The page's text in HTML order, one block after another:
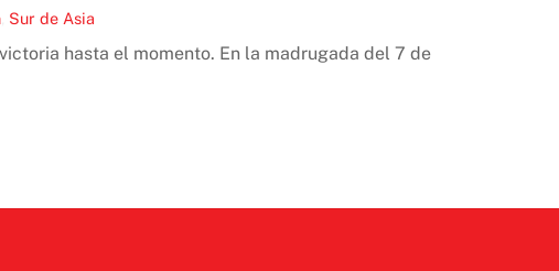
Sur de Asia
hasta el momento. En la madrugada del 7 de